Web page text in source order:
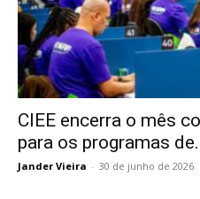
CIEE encerra o mês
para os programas
Jander Vieira - 30 de junho de 2026